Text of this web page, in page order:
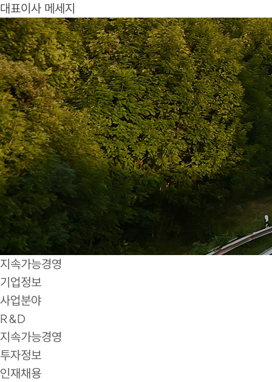
대표이사 메세지
지속가능경영
기업정보
사업분야
R&D
지속가능경영
투자정보
인재채용